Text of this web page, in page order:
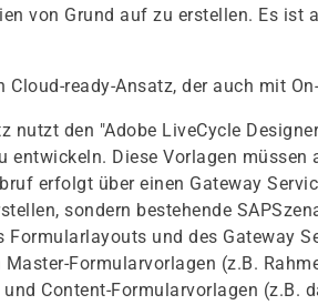
von Grund auf zu erstellen. Es ist
Cloud-ready-Ansatz, der auch mit
nutzt den "Adobe LiveCycle
entwickeln. Diese Vorlagen
erfolgt über einen Gateway
sondern bestehende
Formularlayouts und des Gateway
Formularvorlagen (z.B.
Content-Formularvorlagen